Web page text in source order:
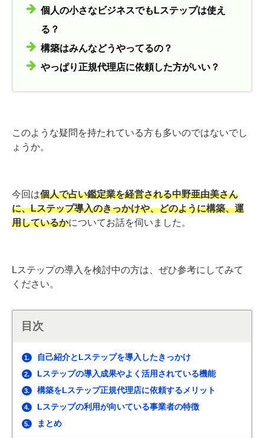
個人の小さなビジネスでもLステップは使え
る？
構築はみんなどうやってるの？
やっぱり正規代理店に依頼した方がいい？
このような疑問を持たれている方も多いのではないでし
ょうか。
今回は個人で占い鑑定業を経営される中野亜由美さん
に、Lステップ導入のきっかけや、どのように構築、運
用しているかについてお話を伺いました。
Lステップの導入を検討中の方は、ぜひ参考にしてみて
ください。
目次
1. 自己紹介とLステップを導入したきっかけ
2. Lステップの導入成果やよく活用されている機能
3. 構築をLステップ正規代理店に依頼するメリット
4. Lステップの利用が向いている事業者の特徴
5. まとめ